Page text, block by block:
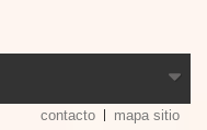
contacto mapa sitio